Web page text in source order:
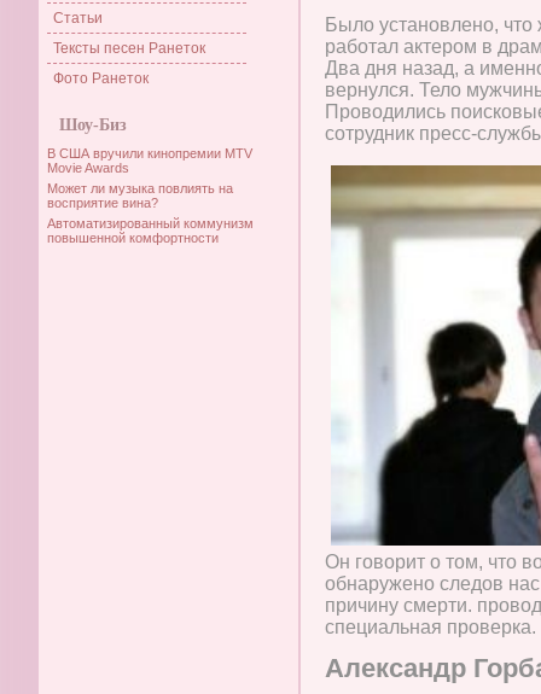
Статьи
Тексты песен Ранеток
Фото Ранеток
Шоу-Биз
В США вручили кинопремии MTV
Movie Awards
Может ли музыка повлиять на
восприятие вина?
Автоматизированный коммунизм
повышенной комфортности
Было установлено, что
работал актером в
Два дня назад, а
вернулся. Тело
Проводились
сотрудник пресс-
Он говорит о том, что
обнаружено следов
причину смерти.
специальная проверка.
Александр